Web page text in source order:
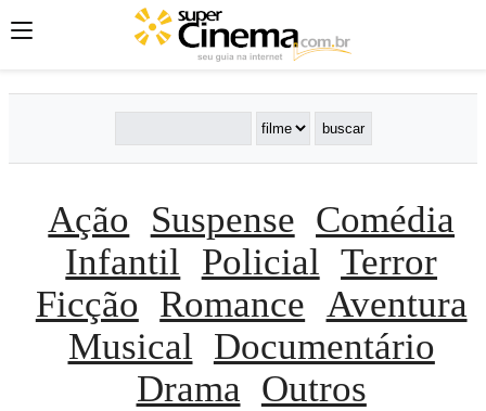
Ação Suspense Comédia
Infantil
Policial Terror
Ficção Romance Aventura
Musical
Documentário
Drama Outros